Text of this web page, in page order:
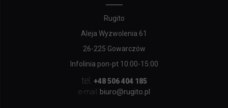
Rugito
Aleja Wyzwolenia 61
26-225 Gowarczów
Infolinia pon-pt 10:00-15:00
tel. +48 506 404 185
e-mail: biuro@rugito.pl